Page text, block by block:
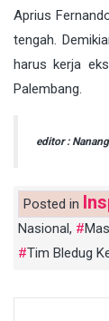
Aprius
tengah.
harus kerja
Palembang.
editor :
Posted in
Nasional,
Tim Bledug